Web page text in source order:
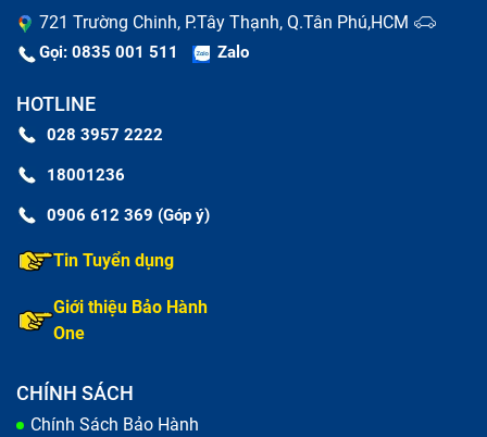
721 Trường Chinh, P.Tây Thạnh, Q.Tân Phú,HCM
Gọi: 0835 001 511 Zalo
HOTLINE
028 3957 2222
18001236
0906 612 369 (Góp ý)
Tin Tuyển dụng
Giới thiệu Bảo Hành
One
CHÍNH SÁCH
Chính Sách Bảo Hành